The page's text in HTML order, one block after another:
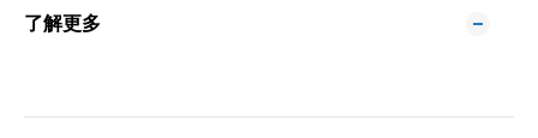
了解更多